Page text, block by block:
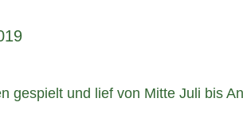
gespielt und lief von Mitte Juli bis